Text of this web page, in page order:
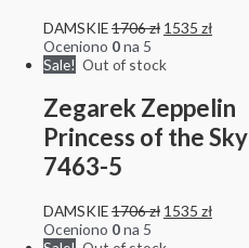
DAMSKIE1706zł 1535 zł
Oceniono 0na 5
Sale! Out of stock
Zegarek Zeppelin
Princess of the Sky
7463-5
DAMSKIE1706zł 1535 zł
Oceniono 0na 5